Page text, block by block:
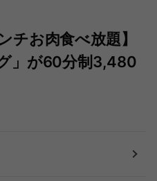
チお肉食べ放題】
」が60分制3,480